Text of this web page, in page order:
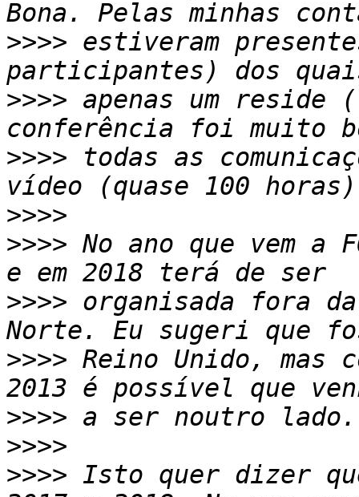
>>>> estiveram
>>>> apenas um reside
>>>> todas as
>>>>
>>>> No ano que vem a
>>>> organisada fora
>>>> Reino Unido, mas
>>>>
>>>>
>>>> Isto quer dizer que